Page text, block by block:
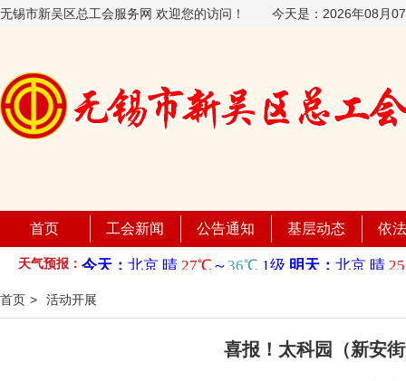
无锡市新吴区总工会服务网 欢迎您的访问！ 今天是： 2026年08月
首页 工会新闻 公告通知 基层动态 依
天气预报：
首页 > 活动开展
喜报！太科园（新安